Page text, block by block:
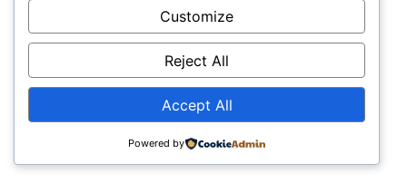
Customize
Reject All
Accept All
Powered by